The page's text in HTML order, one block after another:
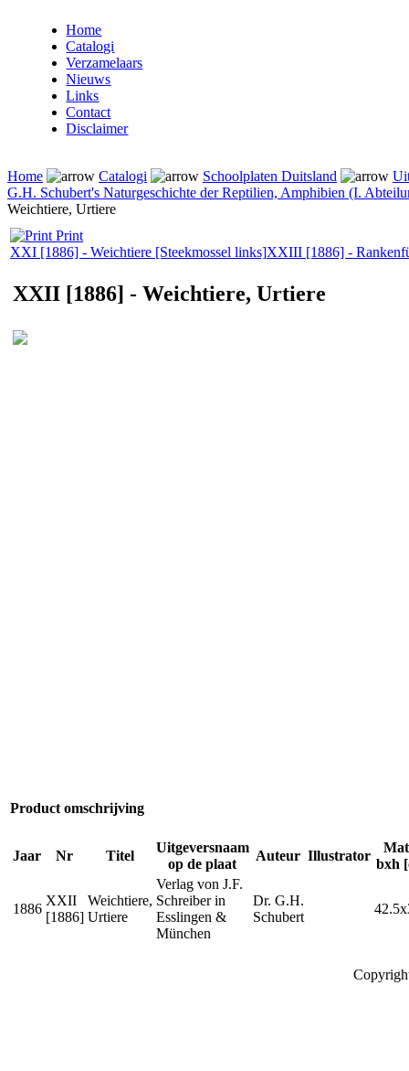
Home
Catalogi
Verzamelaars
Nieuws
Links
Contact
Disclaimer
Home Catalogi Schoolplaten Duitsland
G.H. Schubert's Naturgeschichte der Reptilien, Amphibien (I.
Weichtiere, Urtiere
Print
XXI [1886] - Weichtiere [Steekmossel links]XXIII [1886] -
XXII [1886] - Weichtiere, Urtiere
Product omschrijving
Jaar Nr Titel
Uitgeversnaam
op de plaat
Auteur Illustrator
bxh
1886
XXII
[1886]
Weichtiere,
Urtiere
Verlag von J.F.
Schreiber in
Esslingen &
München
Dr. G.H.
Schubert